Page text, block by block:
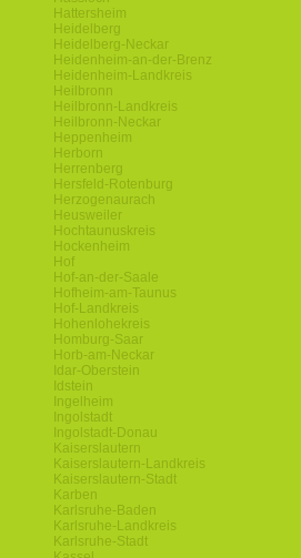
Hattersheim
Heidelberg
Heidelberg-Neckar
Heidenheim-an-der-Brenz
Heidenheim-Landkreis
Heilbronn
Heilbronn-Landkreis
Heilbronn-Neckar
Heppenheim
Herborn
Herrenberg
Hersfeld-Rotenburg
Herzogenaurach
Heusweiler
Hochtaunuskreis
Hockenheim
Hof
Hof-an-der-Saale
Hofheim-am-Taunus
Hof-Landkreis
Hohenlohekreis
Homburg-Saar
Horb-am-Neckar
Idar-Oberstein
Idstein
Ingelheim
Ingolstadt
Ingolstadt-Donau
Kaiserslautern
Kaiserslautern-Landkreis
Kaiserslautern-Stadt
Karben
Karlsruhe-Baden
Karlsruhe-Landkreis
Karlsruhe-Stadt